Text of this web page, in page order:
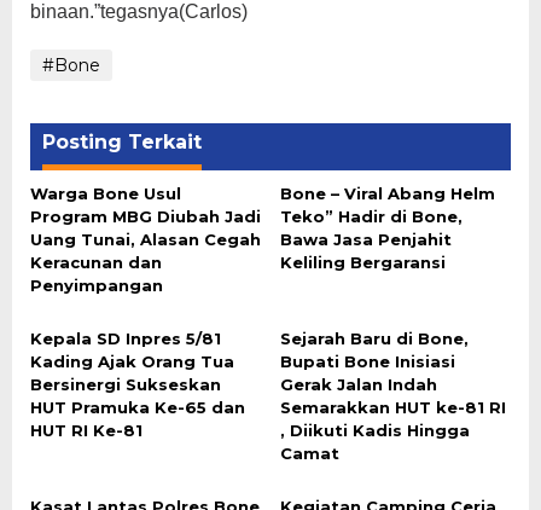
binaan.”tegasnya(Carlos)
#Bone
Posting Terkait
Warga Bone Usul
Program MBG Diubah Jadi
Uang Tunai, Alasan Cegah
Keracunan dan
Penyimpangan
Bone – Viral Abang Helm
Teko” Hadir di Bone,
Bawa Jasa Penjahit
Keliling Bergaransi
Kepala SD Inpres 5/81
Kading Ajak Orang Tua
Bersinergi Sukseskan
HUT Pramuka Ke-65 dan
HUT RI Ke-81
Sejarah Baru di Bone,
Bupati Bone Inisiasi
Gerak Jalan Indah
Semarakkan HUT ke-81 RI
, Diikuti Kadis Hingga
Camat